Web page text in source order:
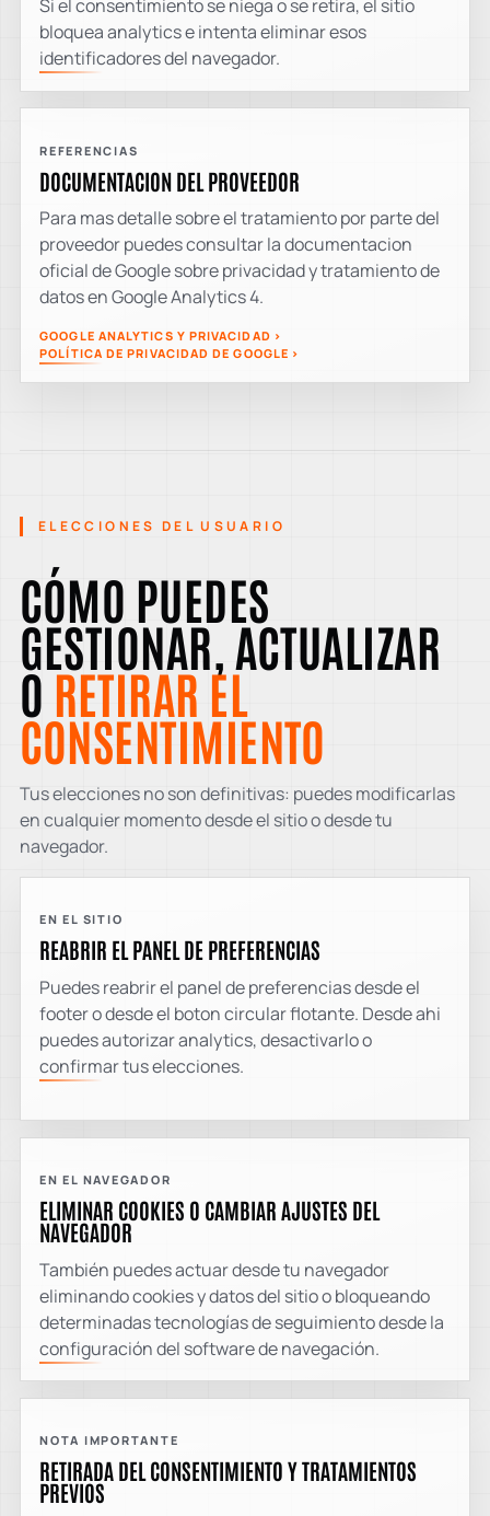
Si el consentimiento se niega o se retira, el sitio
bloquea analytics e intenta eliminar esos
identificadores del navegador.
REFERENCIAS
DOCUMENTACION DEL PROVEEDOR
Para mas detalle sobre el tratamiento por parte del
proveedor puedes consultar la documentacion
oficial de Google sobre privacidad y tratamiento de
datos en Google Analytics 4.
GOOGLE ANALYTICS Y PRIVACIDAD
POLÍTICA DE PRIVACIDAD DE GOOGLE
ELECCIONES DEL USUARIO
CÓMO PUEDES
GESTIONAR, ACTUALIZAR
ORETIRAR EL
CONSENTIMIENTO
Tus elecciones no son definitivas: puedes modificarlas
en cualquier momento desde el sitio o desde tu
navegador.
EN EL SITIO
REABRIR EL PANEL DE PREFERENCIAS
Puedes reabrir el panel de preferencias desde el
footer o desde el boton circular flotante. Desde ahi
puedes autorizar analytics, desactivarlo o
confirmar tus elecciones.
EN EL NAVEGADOR
ELIMINAR COOKIES O CAMBIAR AJUSTES DEL
NAVEGADOR
También puedes actuar desde tu navegador
eliminando cookies y datos del sitio o bloqueando
determinadas tecnologías de seguimiento desde la
configuración del software de navegación.
NOTA IMPORTANTE
RETIRADA DEL CONSENTIMIENTO Y TRATAMIENTOS
PREVIOS